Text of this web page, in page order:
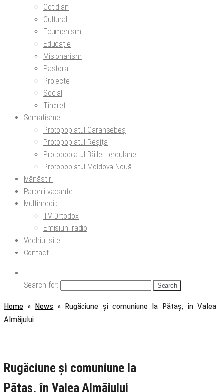
Cotidian
Cultural
Ecumenism
Educație
Misionarism
Pastoral
Proiecte
Social
Tineret
Șematisme
Protopopiatul Caransebeș
Protopopiatul Reșița
Protopopiatul Băile Herculane
Protopopiatul Moldova Nouă
Mănăstiri
Parohii vacante
Multimedia
TV Ortodox
Emisiuni radio
Vechiul site
Contact
Search for:
Home » News » Rugăciune și comuniune la Pătaș, în Valea
Almăjului
Rugăciune și comuniune la
Pătaș, în Valea Almăjului